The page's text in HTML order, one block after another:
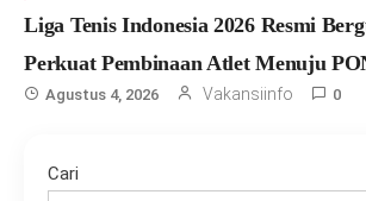
Liga Tenis Indonesia 2026 Resmi
Perkuat Pembinaan Atlet Menuju
Agustus 4, 2026 Vakansiinfo 0
Cari